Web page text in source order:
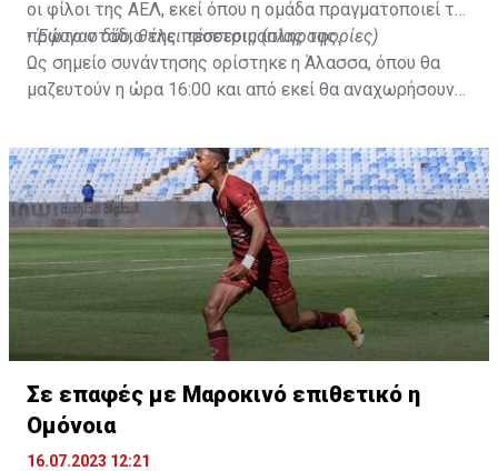
οι φίλοι της ΑΕΛ, εκεί όπου η ομάδα πραγματοποιεί το
πρώτο στάδιο της προετοιμασίας της.
•Έφυγαν δύο, θέλει τέσσερις (πληροφορίες)
Ως σημείο συνάντησης ορίστηκε η Άλασσα, όπου θα
μαζευτούν η ώρα 16:00 και από εκεί θα αναχωρήσουν
δώοσυν το παρών τους στην απογευματινή προπόνηση
της ομάδας.
Σε επαφές με Μαροκινό επιθετικό η
Ομόνοια
16.07.2023 12:21